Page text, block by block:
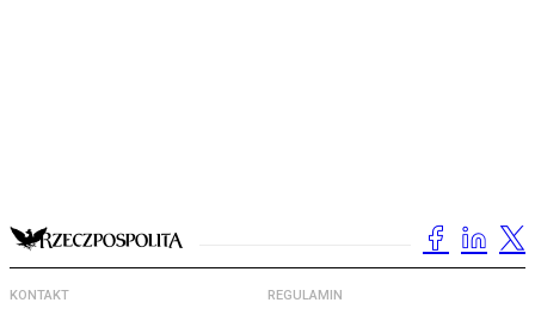
KONTAKT REGULAMIN